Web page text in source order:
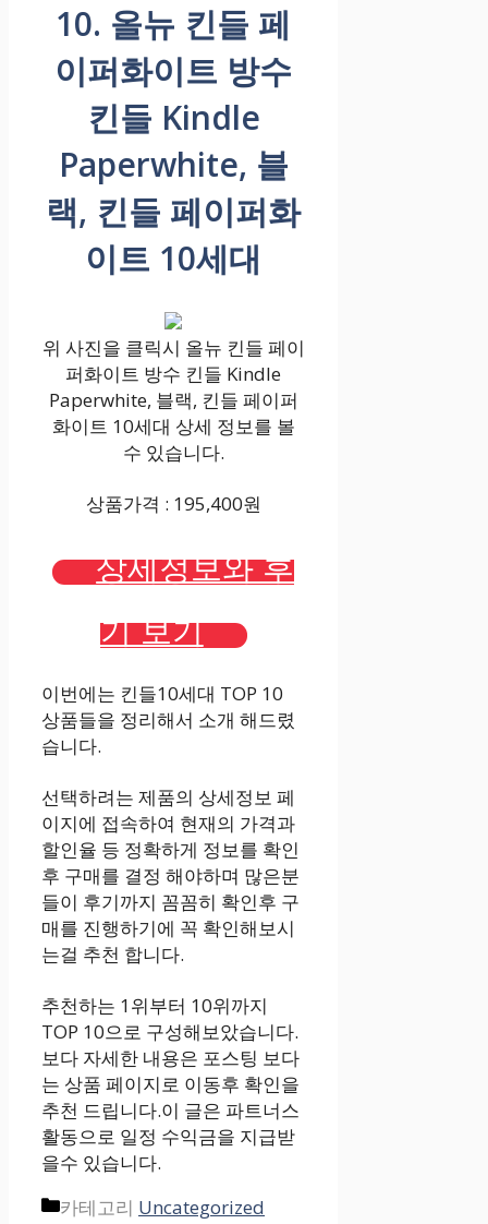
10. 올뉴 킨들 페
이퍼화이트 방수
킨들 Kindle
Paperwhite, 블
랙, 킨들 페이퍼화
이트 10세대
위 사진을 클릭시 올뉴 킨들 페이
퍼화이트 방수 킨들 Kindle
Paperwhite, 블랙, 킨들 페이퍼
화이트 10세대 상세 정보를 볼
수 있습니다.
상품가격 : 195,400원
상세정보와 후
기 보기
이번에는 킨들10세대 TOP 10
상품들을 정리해서 소개 해드렸
습니다.
선택하려는 제품의 상세정보 페
이지에 접속하여 현재의 가격과
할인율 등 정확하게 정보를 확인
후 구매를 결정 해야하며 많은분
들이 후기까지 꼼꼼히 확인후 구
매를 진행하기에 꼭 확인해보시
는걸 추천 합니다.
추천하는 1위부터 10위까지
TOP 10으로 구성해보았습니다.
보다 자세한 내용은 포스팅 보다
는 상품 페이지로 이동후 확인을
추천 드립니다.이 글은 파트너스
활동으로 일정 수익금을 지급받
을수 있습니다.
카테고리 Uncategorized